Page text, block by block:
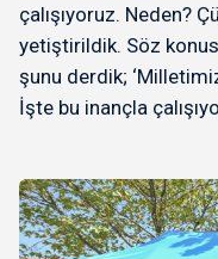
çalışıyoruz. Neden?
yetiştirildik. Söz
şunu derdik;
İşte bu inançla